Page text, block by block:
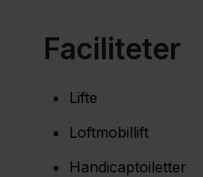
Faciliteter
Lifte
Loftmobillift
Handicaptoiletter